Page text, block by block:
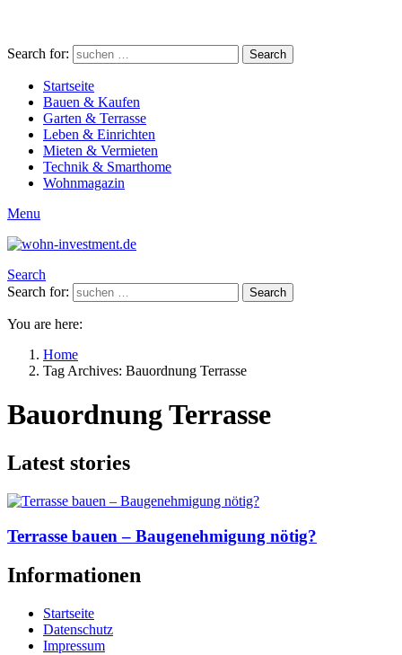
Search for: Search
Startseite
Bauen & Kaufen
Garten & Terrasse
Leben & Einrichten
Mieten & Vermieten
Technik & Smarthome
Wohnmagazin
Menu
Search
Search for:
Search
You are here:
Home
Tag Archives: Bauordnung Terrasse
Bauordnung Terrasse
Latest stories
Terrasse bauen – Baugenehmigung nötig?
Informationen
Startseite
Datenschutz
Impressum